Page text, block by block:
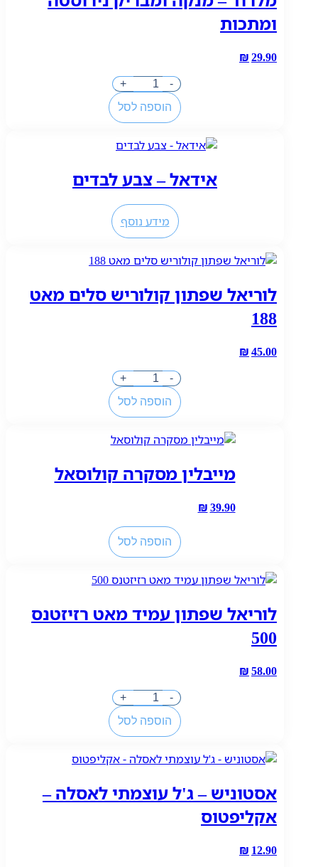
ומתכות
₪29.90
-
כמות
של
מלרוד
מנקה
נירוסטה
ומתכות
+
הוספה לסל
אידאל – צבע לבדים
מידע נוסף
לוריאל שפתון קולוריש סלים מאט
188
₪45.00
-
כמות
של
לוריאל
קולוריש
מאט
188
+
הוספה לסל
מייבלין מסקרה קולוסאל
₪39.90
כמות
של
מסקרה
הוספה לסל
לוריאל שפתון עמיד מאט רזיזטנס
500
₪58.00
-
כמות
של
לוריאל
עמיד
רזיזטנס
500
+
הוספה לסל
אסטוניש – ג'ל עוצמתי לאסלה –
אקליפטוס
₪12.90